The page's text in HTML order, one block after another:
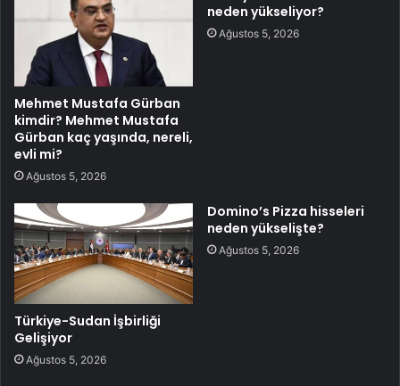
Mehmet Mustafa Gürban
kimdir? Mehmet Mustafa
Gürban kaç yaşında, nereli,
evli mi?
Ağustos 5, 2026
neden yükseliyor?
Ağustos 5, 2026
Türkiye-Sudan İşbirliği
Gelişiyor
Ağustos 5, 2026
Domino’s Pizza hisseleri
neden yükselişte?
Ağustos 5, 2026